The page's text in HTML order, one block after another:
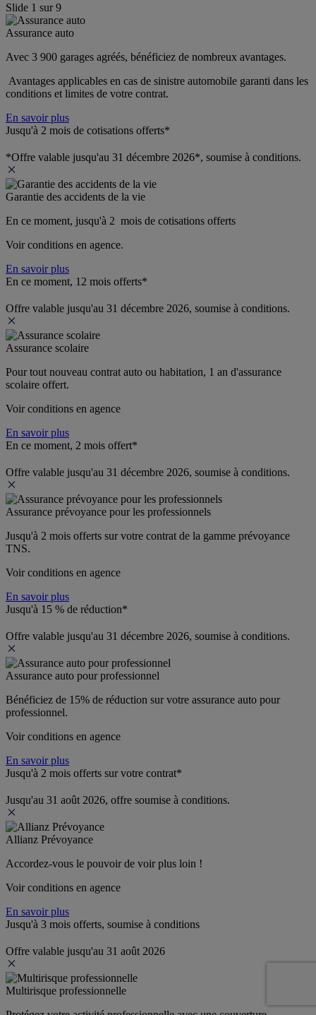
Slide 1 sur9
Assurance auto
Avec 3 900 garages agréés, bénéficiez de nombreux avantages.
Avantages applicables en cas de sinistre automobile garanti dans les
conditions et limites de votre contrat.
En savoir plus
Jusqu'à 2 mois de cotisations offerts*
*Offre valable jusqu'au 31 décembre 2026*, soumise à conditions.
Garantie des accidents de la vie
En ce moment, jusqu'à 2  mois de cotisations offerts
Voir conditions en agence.
En savoir plus
En ce moment, 12 mois offerts*
Offre valable jusqu'au 31 décembre 2026, soumise à conditions.
Assurance scolaire
Pour tout nouveau contrat auto ou habitation, 1 an d'assurance
scolaire offert.
Voir conditions en agence
En savoir plus
En ce moment, 2 mois offert*
Offre valable jusqu'au 31 décembre 2026, soumise à conditions.
Assurance prévoyance pour les professionnels
Jusqu'à 2 mois offerts sur votre contrat de la gamme prévoyance
TNS.
Voir conditions en agence
En savoir plus
Jusqu'à 15 % de réduction*
Offre valable jusqu'au 31 décembre 2026, soumise à conditions.
Assurance auto pour professionnel
Bénéficiez de 15% de réduction sur votre assurance auto pour
professionnel.
Voir conditions en agence
En savoir plus
Jusqu'à 2 mois offerts sur votre contrat*
Jusqu'au 31 août 2026, offre soumise à conditions.
Allianz Prévoyance
Accordez-vous le pouvoir de voir plus loin !
Voir conditions en agence
En savoir plus
Jusqu'à 3 mois offerts, soumise à conditions
Offre valable jusqu'au 31 août 2026
Multirisque professionnelle